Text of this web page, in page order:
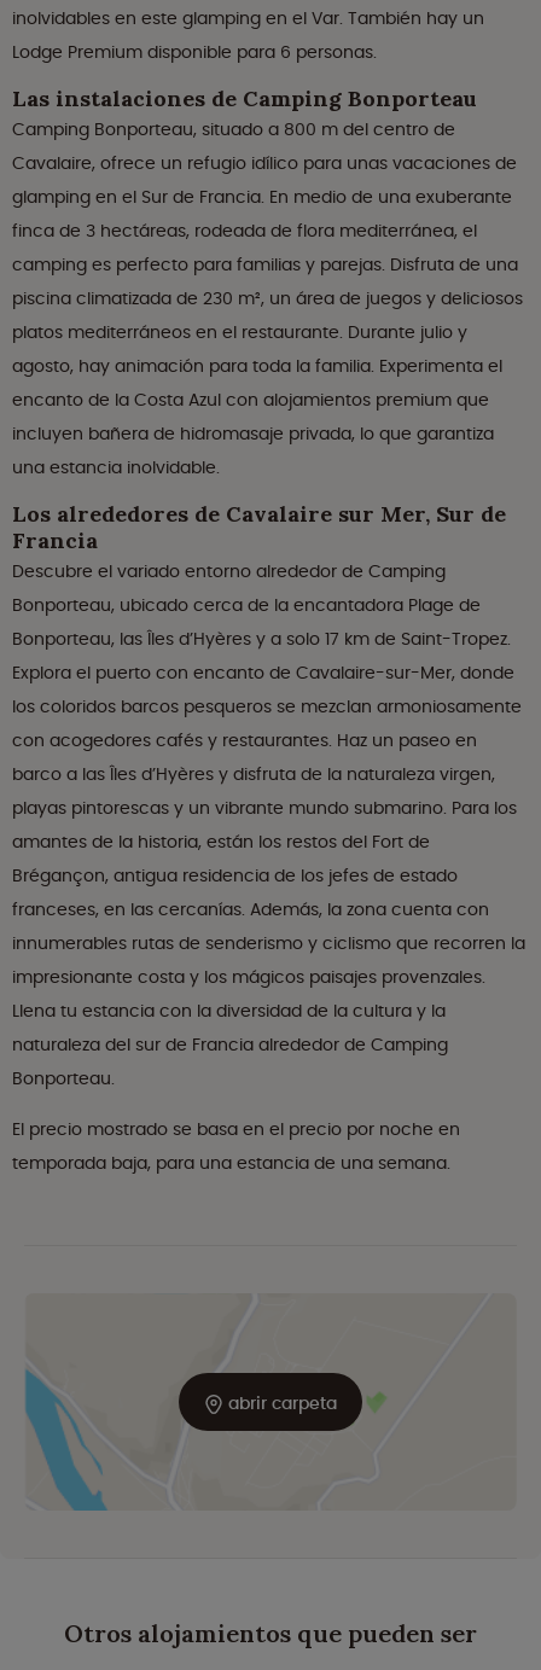
inolvidables en este glamping en el Var. También hay un
Lodge Premium disponible para 6 personas.
Las instalaciones de Camping Bonporteau
Camping Bonporteau, situado a 800 m del centro de
Cavalaire, ofrece un refugio idílico para unas vacaciones de
glamping en el Sur de Francia. En medio de una exuberante
finca de 3 hectáreas, rodeada de flora mediterránea, el
camping es perfecto para familias y parejas. Disfruta de una
piscina climatizada de 230 m², un área de juegos y deliciosos
platos mediterráneos en el restaurante. Durante julio y
agosto, hay animación para toda la familia. Experimenta el
encanto de la Costa Azul con alojamientos premium que
incluyen bañera de hidromasaje privada, lo que garantiza
una estancia inolvidable.
Los alrededores de Cavalaire sur Mer, Sur de
Francia
Descubre el variado entorno alrededor de Camping
Bonporteau, ubicado cerca de la encantadora Plage de
Bonporteau, las Îles d’Hyères y a solo 17 km de Saint-Tropez.
Explora el puerto con encanto de Cavalaire-sur-Mer, donde
los coloridos barcos pesqueros se mezclan armoniosamente
con acogedores cafés y restaurantes. Haz un paseo en
barco a las Îles d’Hyères y disfruta de la naturaleza virgen,
playas pintorescas y un vibrante mundo submarino. Para los
amantes de la historia, están los restos del Fort de
Brégançon, antigua residencia de los jefes de estado
franceses, en las cercanías. Además, la zona cuenta con
innumerables rutas de senderismo y ciclismo que recorren la
impresionante costa y los mágicos paisajes provenzales.
Llena tu estancia con la diversidad de la cultura y la
naturaleza del sur de Francia alrededor de Camping
Bonporteau.
El precio mostrado se basa en el precio por noche en
temporada baja, para una estancia de una semana.
abrir carpeta
Otros alojamientos que pueden ser